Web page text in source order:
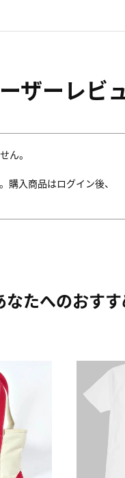
ザーレビ
ん。
購入商品はログイン後、
なたへのおす